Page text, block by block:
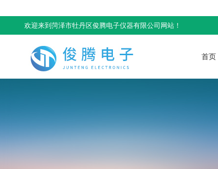
欢迎来到菏泽市牡丹区俊腾电子仪器有限公司网站！
首页